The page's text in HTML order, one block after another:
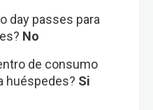
day passes para
No
de consumo
huéspedes? Si